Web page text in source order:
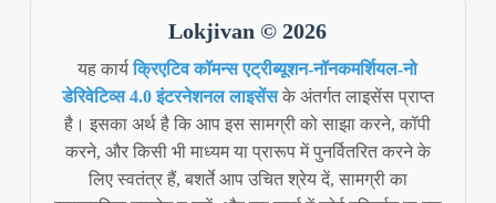
Lokjivan © 2026
यह कार्यक्रिएटिव कॉमन्स एट्रीब्यूशन-नॉनकमर्शियल-नो
डेरिवेटिव्स 4.0 इंटरनेशनल लाइसेंसके अंतर्गत लाइसेंस प्राप्त
है। इसका अर्थ है कि आप इस सामग्री को साझा करने, कॉपी
करने, और किसी भी माध्यम या प्रारूप में पुनर्वितरित करने के
लिए स्वतंत्र हैं, बशर्ते आप उचित श्रेय दें, सामग्री का